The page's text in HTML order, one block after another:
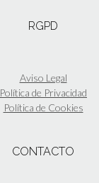
RGPD
Aviso Legal
Política de Privacidad
Política de Cookies
CONTACTO